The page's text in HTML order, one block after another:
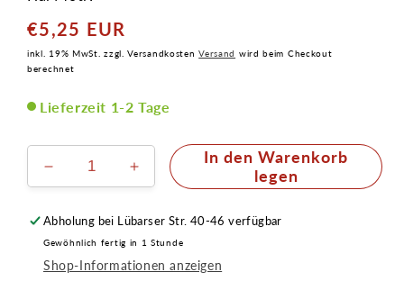
Normaler
Preis
€5,25 EUR
inkl. 19% MwSt. zzgl. VersandkostenVersand wird beim Checkout
berechnet
Lieferzeit 1-2 Tage
Verringere
die
Menge
für
Airbrush
Schablone
Erhöhe
die
Menge
für
Airbrush
Schablone
In den Warenkorb
legen
Abholung bei Lübarser Str. 40-46 verfügbar
Gewöhnlich fertig in 1 Stunde
Shop-Informationen anzeigen